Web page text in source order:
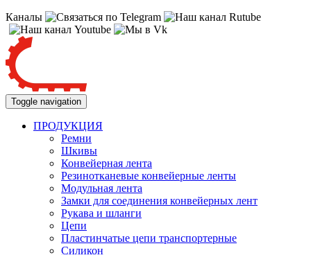
Каналы
Toggle navigation
ПРОДУКЦИЯ
Ремни
Шкивы
Конвейерная лента
Резинотканевые конвейерные ленты
Модульная лента
Замки для соединения конвейерных лент
Рукава и шланги
Цепи
Пластинчатые цепи транспортерные
Силикон